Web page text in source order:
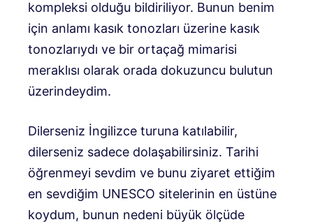
kompleksi olduğu bildiriliyor. Bunun benim
için anlamı kasık tonozları üzerine kasık
tonozlarıydı ve bir ortaçağ mimarisi
meraklısı olarak orada dokuzuncu bulutun
üzerindeydim.
Dilerseniz İngilizce turuna katılabilir,
dilerseniz sadece dolaşabilirsiniz. Tarihi
öğrenmeyi sevdim ve bunu ziyaret ettiğim
en sevdiğim UNESCO sitelerinin en üstüne
koydum, bunun nedeni büyük ölçüde